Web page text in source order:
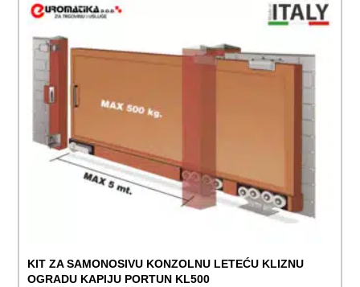
KIT ZA SAMONOSIVU KONZOLNU LETEĆU KLIZNU
OGRADU KAPIJU PORTUN KL500